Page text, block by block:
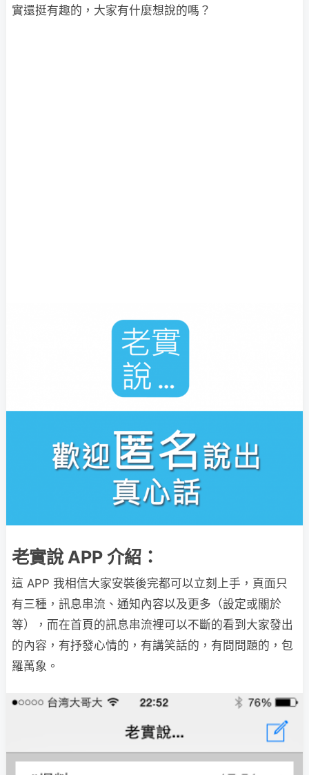
實還挺有趣的，大家有什麼想說的嗎？
老實說 APP 介紹：
這 APP 我相信大家安裝後完都可以立刻上手，頁面只
有三種，訊息串流、通知內容以及更多（設定或關於
等），而在首頁的訊息串流裡可以不斷的看到大家發出
的內容，有抒發心情的，有講笑話的，有問問題的，包
羅萬象。